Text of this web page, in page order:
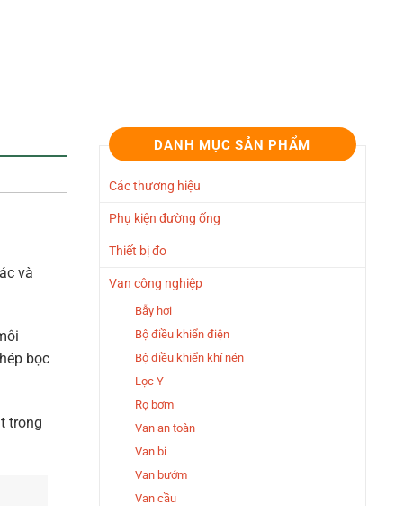
và
bọc
trong
DANH MỤC SẢN PHẨM
Các thương hiệu
Phụ kiện đường ống
Thiết bị đo
Van công nghiệp
Bẫy hơi
Bộ điều khiển điện
Bộ điều khiển khí nén
Lọc Y
Rọ bơm
Van an toàn
Van bi
Van bướm
Van cầu